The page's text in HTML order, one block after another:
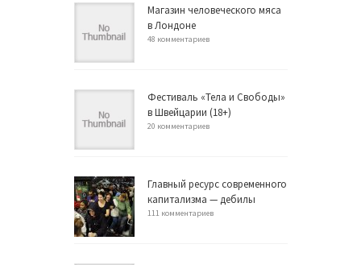
Магазин человеческого мяса
в Лондоне
48 комментариев
Фестиваль «Тела и Свободы»
в Швейцарии (18+)
20 комментариев
Главный ресурс современного
капитализма — дебилы
111 комментариев